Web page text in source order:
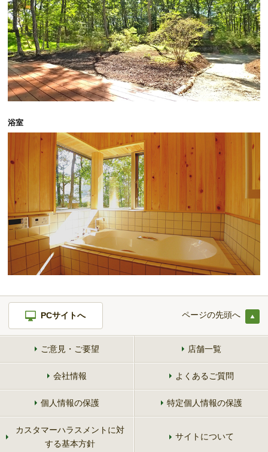
浴室
PCサイトへ ページの先頭へ
ご意見・ご要望 店舗一覧
会社情報 よくあるご質問
個人情報の保護 特定個人情報の保護
カスタマーハラスメントに対
する基本方針
サイトについて
リゾート探しガイドブック集
その他の事業・サービス
新着物件お知らせメールに登録
ご契約後アンケートのご案内
各種特典制度のご案内